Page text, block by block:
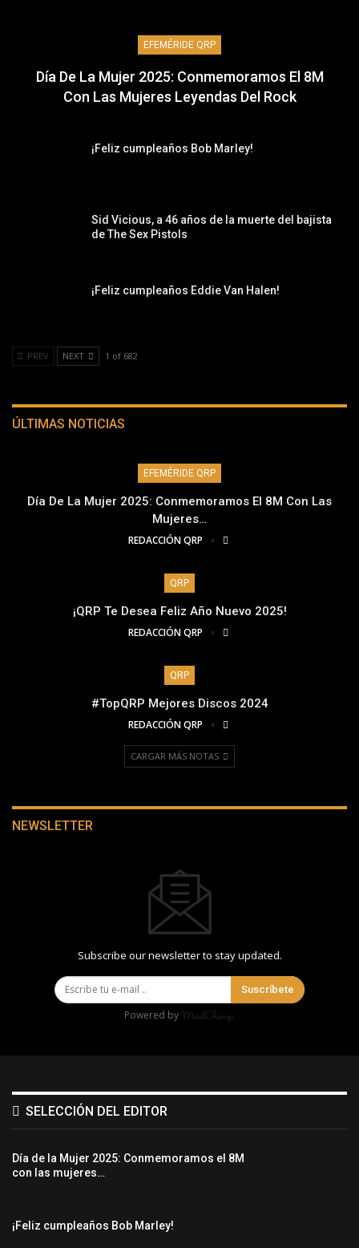
EFEMÉRIDE QRP
Día De La Mujer 2025: Conmemoramos El 8M
Con Las Mujeres Leyendas Del Rock
¡Feliz cumpleaños Bob Marley!
Sid Vicious, a 46 años de la muerte del bajista
de The Sex Pistols
¡Feliz cumpleaños Eddie Van Halen!
PREV NEXT 1 of 682
ÚLTIMAS NOTICIAS
EFEMÉRIDE QRP
Día De La Mujer 2025: Conmemoramos El 8M Con Las
Mujeres…
REDACCIÓN QRP
QRP
¡QRP Te Desea Feliz Año Nuevo 2025!
REDACCIÓN QRP
QRP
#TopQRP Mejores Discos 2024
REDACCIÓN QRP
CARGAR MÁS NOTAS
NEWSLETTER
Subscribe our newsletter to stay updated.
Suscríbete
Powered by
SELECCIÓN DEL EDITOR
Día de la Mujer 2025: Conmemoramos el 8M
con las mujeres…
¡Feliz cumpleaños Bob Marley!